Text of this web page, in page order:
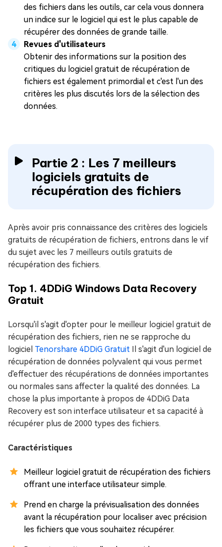
des fichiers dans les outils, car cela vous donnera
un indice sur le logiciel qui est le plus capable de
récupérer des données de grande taille.
Revues d'utilisateurs
Obtenir des informations sur la position des
critiques du logiciel gratuit de récupération de
fichiers est également primordial et c'est l'un des
critères les plus discutés lors de la sélection des
données.
Partie 2 : Les 7 meilleurs
logiciels gratuits de
récupération des fichiers
Après avoir pris connaissance des critères des logiciels
gratuits de récupération de fichiers, entrons dans le vif
du sujet avec les 7 meilleurs outils gratuits de
récupération des fichiers.
Top 1. 4DDiG Windows Data Recovery
Gratuit
Lorsqu'il s'agit d'opter pour le meilleur logiciel gratuit de
récupération des fichiers, rien ne se rapproche du
logiciel Tenorshare 4DDiG Gratuit Il s'agit d'un logiciel de
récupération de données polyvalent qui vous permet
d'effectuer des récupérations de données importantes
ou normales sans affecter la qualité des données. La
chose la plus importante à propos de 4DDiG Data
Recovery est son interface utilisateur et sa capacité à
récupérer plus de 2000 types des fichiers.
Caractéristiques
Meilleur logiciel gratuit de récupération des fichiers
offrant une interface utilisateur simple.
Prend en charge la prévisualisation des données
avant la récupération pour localiser avec précision
les fichiers que vous souhaitez récupérer.